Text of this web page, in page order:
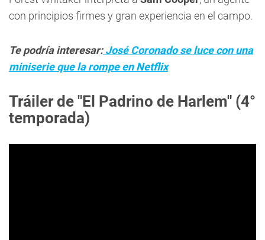
con principios firmes y gran experiencia en el campo.
Te podría interesar:José Coronado se luce con una
miniserie que la rompe en Netflix
Tráiler de "El Padrino de Harlem" (4°
temporada)